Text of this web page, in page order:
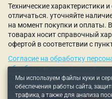
промышленного
обрабатываемых
производительность,
в зависимости от
сайте компании Metal
город России
Мы используем файлы куки и
обеспечения работы сайта,
трафика, а также для анализа
Технические характеристики
отличаться. уточняйте
на момент покупки и оплаты.
товарах носит справочный
офертой в соответствии с
Согласие на обработку
обработки персональных
соглашение|Политика
Рекомендательные технологии